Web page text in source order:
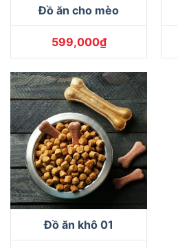
Đồ ăn cho mèo
599,000₫
Đồ ăn khô 01